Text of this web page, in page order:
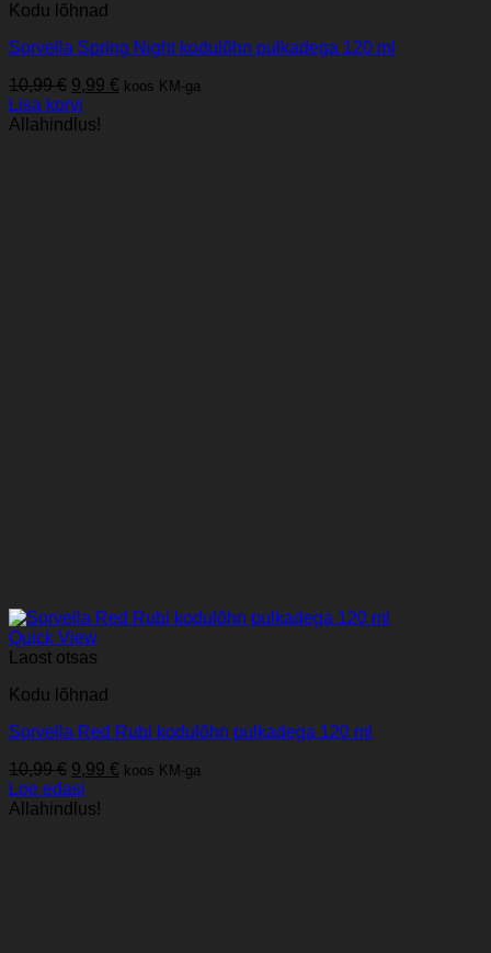
Kodu lõhnad
Sorvella Spring Night kodulõhn pulkadega 120 ml
10,99€ Algne
hind
oli:
9,99 € Praegune
koos KM-ga
Lisa korvi
Allahindlus!
Quick View
Laost otsas
Kodu lõhnad
Sorvella Red Rubi kodulõhn pulkadega 120 ml
10,99€ Algne
hind
oli:
9,99 € Praegune
koos KM-ga
Loe edasi
Allahindlus!